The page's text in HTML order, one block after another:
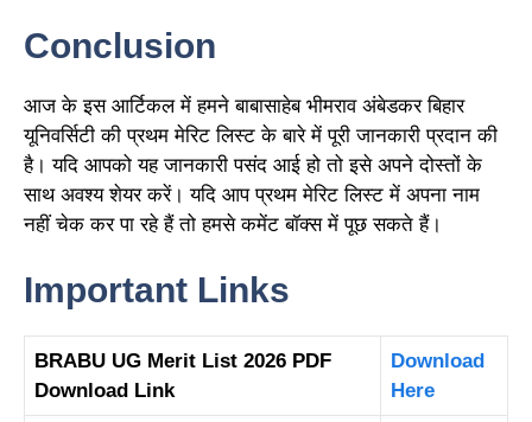
Conclusion
आज के इस आर्टिकल में हमने बाबासाहेब भीमराव अंबेडकर बिहार
यूनिवर्सिटी की प्रथम मेरिट लिस्ट के बारे में पूरी जानकारी प्रदान की
है। यदि आपको यह जानकारी पसंद आई हो तो इसे अपने दोस्तों के
साथ अवश्य शेयर करें। यदि आप प्रथम मेरिट लिस्ट में अपना नाम
नहीं चेक कर पा रहे हैं तो हमसे कमेंट बॉक्स में पूछ सकते हैं।
Important Links
BRABU UG Merit List 2026 PDF
Download Link
Download
Here